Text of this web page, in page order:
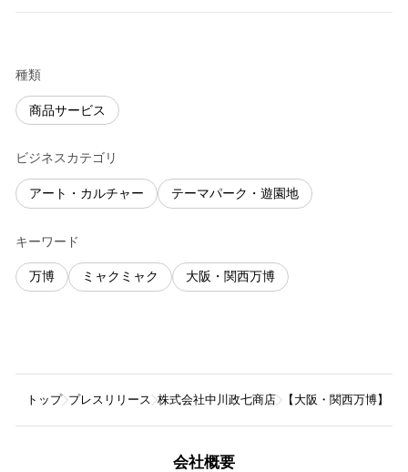
種類
商品サービス
ビジネスカテゴリ
アート・カルチャー テーマパーク・遊園地
キーワード
万博 ミャクミャク 大阪・関西万博
トップ プレスリリース 株式会社中川政七商店 【大阪・関西万博】
会社概要